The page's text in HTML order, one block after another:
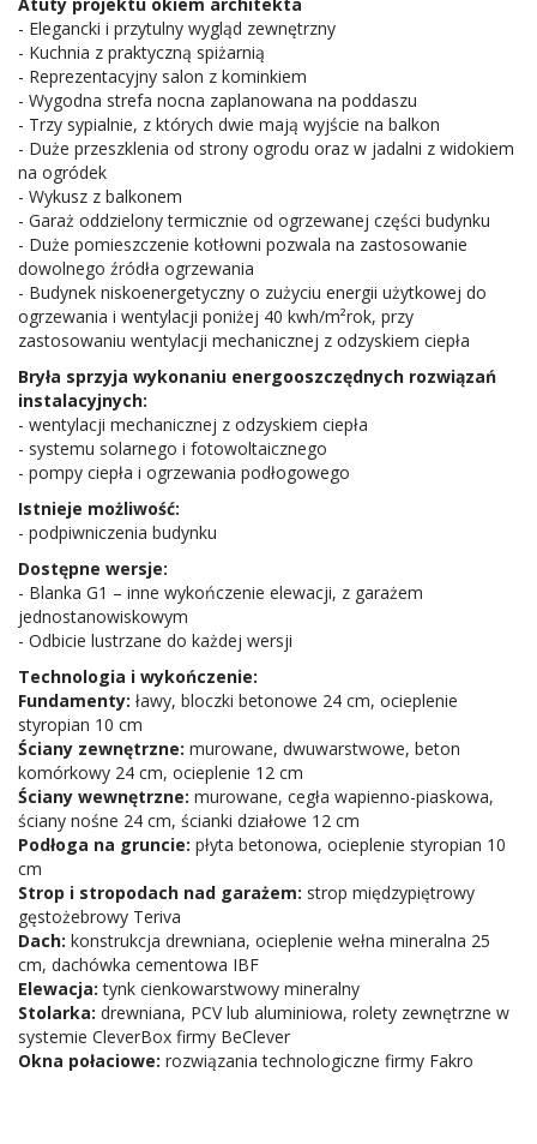
- Elegancki i przytulny wygląd zewnętrzny
- Kuchnia z praktyczną spiżarnią
- Reprezentacyjny salon z kominkiem
- Wygodna strefa nocna zaplanowana na poddaszu
- Trzy sypialnie, z których dwie mają wyjście na balkon
- Duże przeszklenia od strony ogrodu oraz w jadalni z widokiem
na ogródek
- Wykusz z balkonem
- Garaż oddzielony termicznie od ogrzewanej części budynku
- Duże pomieszczenie kotłowni pozwala na zastosowanie
dowolnego źródła ogrzewania
- Budynek niskoenergetyczny o zużyciu energii użytkowej do
ogrzewania i wentylacji poniżej 40 kwh/m²rok, przy
zastosowaniu wentylacji mechanicznej z odzyskiem ciepła
Bryła sprzyja wykonaniu energooszczędnych rozwiązań
instalacyjnych:
- wentylacji mechanicznej z odzyskiem ciepła
- systemu solarnego i fotowoltaicznego
- pompy ciepła i ogrzewania podłogowego
Istnieje możliwość:
- podpiwniczenia budynku
Dostępne wersje:
- Blanka G1 – inne wykończenie elewacji, z garażem
jednostanowiskowym
- Odbicie lustrzane do każdej wersji
Technologia i wykończenie:
Fundamenty: ławy, bloczki betonowe 24 cm, ocieplenie
styropian 10 cm
Ściany zewnętrzne: murowane, dwuwarstwowe, beton
komórkowy 24 cm, ocieplenie 12 cm
Ściany wewnętrzne: murowane, cegła wapienno-piaskowa,
ściany nośne 24 cm, ścianki działowe 12 cm
Podłoga na gruncie: płyta betonowa, ocieplenie styropian 10
cm
Strop i stropodach nad garażem: strop międzypiętrowy
gęstożebrowy Teriva
Dach: konstrukcja drewniana, ocieplenie wełna mineralna 25
cm, dachówka cementowa IBF
Elewacja:tynk cienkowarstwowy mineralny
Stolarka: drewniana, PCV lub aluminiowa, rolety zewnętrzne w
systemie CleverBox firmy BeClever
Okna połaciowe: rozwiązania technologiczne firmy Fakro